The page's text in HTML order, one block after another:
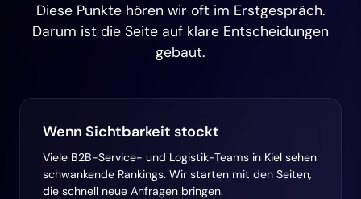
Diese Punkte hören wir oft im Erstgespräch.
Darum ist die Seite auf klare Entscheidungen
gebaut.
Wenn Sichtbarkeit stockt
Viele B2B-Service- und Logistik-Teams in Kiel sehen
schwankende Rankings. Wir starten mit den Seiten,
die schnell neue Anfragen bringen.